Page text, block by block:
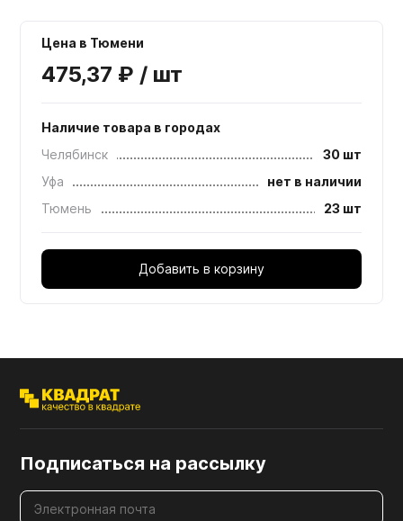
Цена в Тюмени
475,37 ₽ / шт
Наличие товара в городах
Челябинск
30 шт
Уфа
нет в наличии
Тюмень
23 шт
Добавить в корзину
Подписаться на рассылку